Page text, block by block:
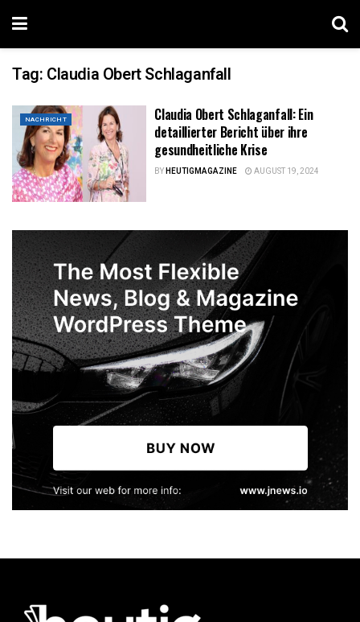
Tag: Claudia Obert Schlaganfall
NACHRICHT
Claudia Obert Schlaganfall: Ein
detaillierter Bericht über ihre
gesundheitliche Krise
BYHEUTIGMAGAZINE AUGUST 19, 2024